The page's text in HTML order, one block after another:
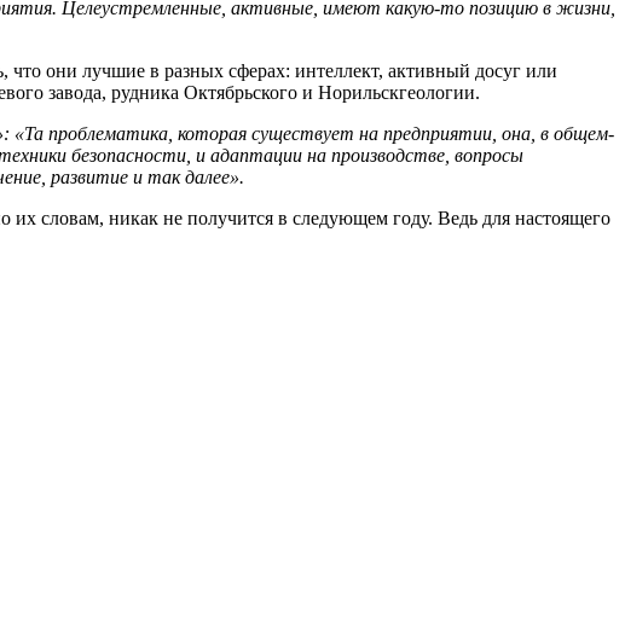
Целеустремленные, активные, имеют какую-то позицию в жизни,
они лучшие в разных сферах: интеллект, активный досуг или
завода, рудника Октябрьского и Норильскгеологии.
проблематика, которая существует на предприятии, она, в общем-
безопасности, и адаптации на производстве, вопросы
развитие и так далее».
словам, никак не получится в следующем году. Ведь для настоящего